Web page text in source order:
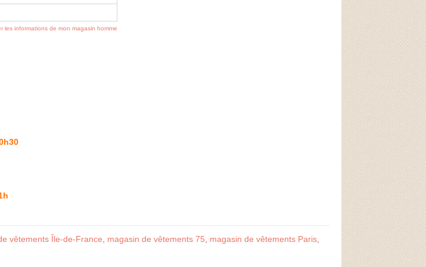
les informations de mon magasin homme
vêtements Île-de-France, magasin de vêtements 75, magasin de vêtements Paris,